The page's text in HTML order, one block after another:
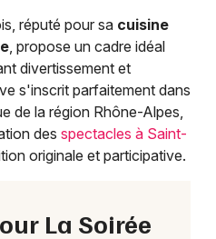
réputé pour sa cuisine
, propose un cadre idéal
divertissement et
s'inscrit parfaitement dans
de la région Rhône-Alpes,
des spectacles à Saint-
originale et participative.
La Soirée